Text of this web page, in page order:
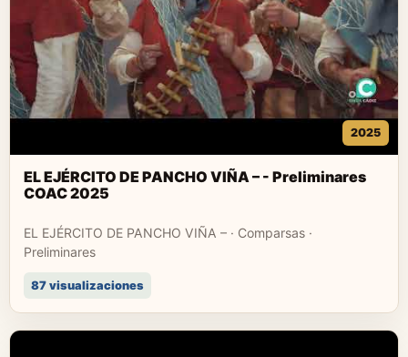
2025
EL EJÉRCITO DE PANCHO VIÑA – - Preliminares
COAC 2025
EL EJÉRCITO DE PANCHO VIÑA – · Comparsas ·
Preliminares
87 visualizaciones